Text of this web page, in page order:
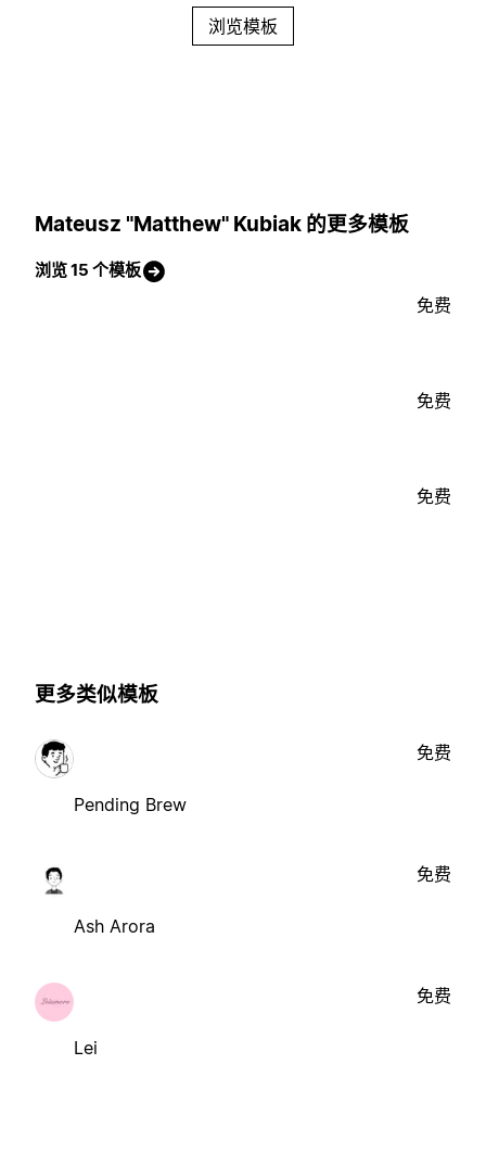
浏览模板
Mateusz "Matthew" Kubiak 的更多模板
浏览 15 个模板
免费
免费
免费
更多类似模板
Pending Brew
免费
Ash Arora
免费
Lei
免费